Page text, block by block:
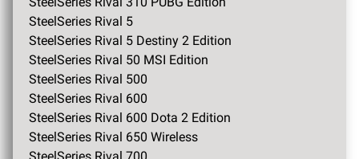
SteelSeries Rival 5
SteelSeries Rival 5 Destiny 2 Edition
SteelSeries Rival 50 MSI Edition
SteelSeries Rival 500
SteelSeries Rival 600
SteelSeries Rival 600 Dota 2 Edition
SteelSeries Rival 650 Wireless